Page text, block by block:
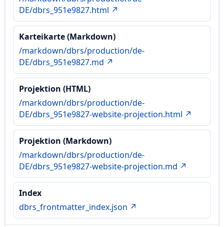
DE/dbrs_951e9827.html ↗
Karteikarte (Markdown)
/markdown/dbrs/production/de-
DE/dbrs_951e9827.md ↗
Projektion (HTML)
/markdown/dbrs/production/de-
DE/dbrs_951e9827-website-projection.html ↗
Projektion (Markdown)
/markdown/dbrs/production/de-
DE/dbrs_951e9827-website-projection.md ↗
Index
dbrs_frontmatter_index.json ↗